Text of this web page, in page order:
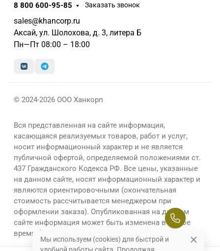
8 800 600-95-85 Заказать звонок
sales@khancorp.ru
Аксай, ул. Шолохова, д. 3, литера Б
Пн—Пт 08:00 – 18:00
© 2024-2026 ООО Ханкорп
Вся представленная на сайте информация,
касающаяся реализуемых товаров, работ и услуг,
носит информационный характер и не является
публичной офертой, определяемой положениями ст.
437 Гражданского Кодекса РФ. Все цены, указанные
на данном сайте, носят информационный характер и
являются ориентировочными (окончательная
стоимость рассчитывается менеджером при
оформлении заказа). Опубликованная на данном
сайте информация может быть изменена в любое
время без предварительного уведомления.
Мы используем (cookies) для быстрой и